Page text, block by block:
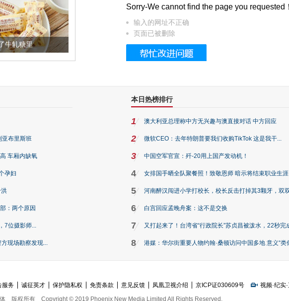
牛轧糖里 被列入佛家七宝的它到底有多美？
Sorry-We cannot find the page you requested！
输入的网址不正确
页面已被删除
亚布里斯班
车厢内缺氧
孕妇
：两个原因
7位摄影师...
现场勘察发现...
本日热榜排行
1 澳大利亚总理称中方无兴趣与澳直接对话 中方回应
2 微软CEO：去年特朗普要我们收购TikTok 这是我干...
3 中国空军官宣：歼-20用上国产发动机！
4 女排国手晒全队聚餐照！致敬恩师 暗示将结束职业生涯
5 河南醉汉闯进小学打校长，校长反击打掉其3颗牙，双
6 白宫回应孟晚舟案：这不是交换
7 又打起来了！台湾省“行政院长”苏贞昌被泼水，22秒完
8 港媒：华尔街重要人物约翰·桑顿访问中国多地 意义“类
服务 诚征英才 保护隐私权 免责条款 意见反馈 凤凰卫视介绍 京ICP证030609号 视频·纪实·
版权所有 Copyright © 2019 Phoenix New Media Limited All Rights Reserved.